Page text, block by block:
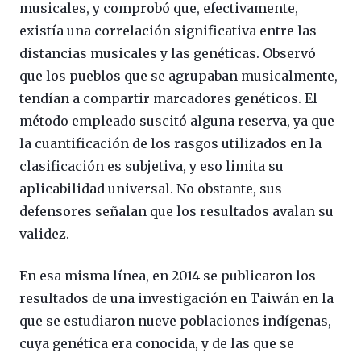
musicales, y comprobó que, efectivamente,
existía una correlación significativa entre las
distancias musicales y las genéticas. Observó
que los pueblos que se agrupaban musicalmente,
tendían a compartir marcadores genéticos. El
método empleado suscitó alguna reserva, ya que
la cuantificación de los rasgos utilizados en la
clasificación es subjetiva, y eso limita su
aplicabilidad universal. No obstante, sus
defensores señalan que los resultados avalan su
validez.
En esa misma línea, en 2014 se publicaron los
resultados de una investigación en Taiwán en la
que se estudiaron nueve poblaciones indígenas,
cuya genética era conocida, y de las que se